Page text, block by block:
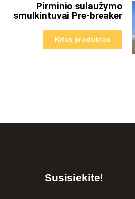
Pirminio sulaužymo
smulkintuvai Pre-breaker
Kitas produktas
Susisiekite!